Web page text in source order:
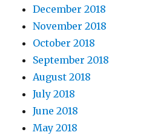
December 2018
November 2018
October 2018
September 2018
August 2018
July 2018
June 2018
May 2018